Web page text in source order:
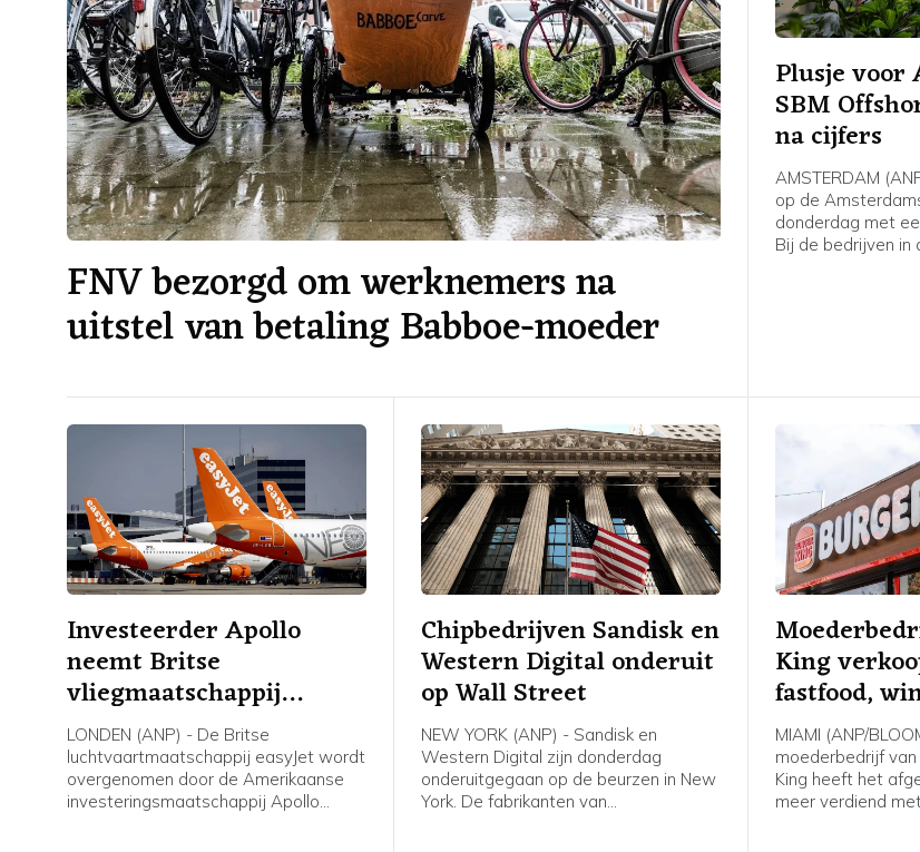
FNV bezorgd om werknemers na
uitstel van betaling Babboe-moeder
Plusje voor
SBM
na cijfers
AMSTERDAM
op de
donderdag met
Bij de bedrijven in
Investeerder Apollo
neemt Britse
vliegmaatschappij
easyJet over
LONDEN (ANP) - De Britse
luchtvaartmaatschappij easyJet wordt
overgenomen door de Amerikaanse
investeringsmaatschappij Apollo
Chipbedrijven Sandisk en
Western Digital onderuit
op Wall Street
NEW YORK (ANP) - Sandisk en
Western Digital zijn donderdag
onderuitgegaan op de beurzen in New
York. De fabrikanten van
King
fastfood,
MIAMI (ANP/
moederbedrijf
King heeft het
meer verdiend